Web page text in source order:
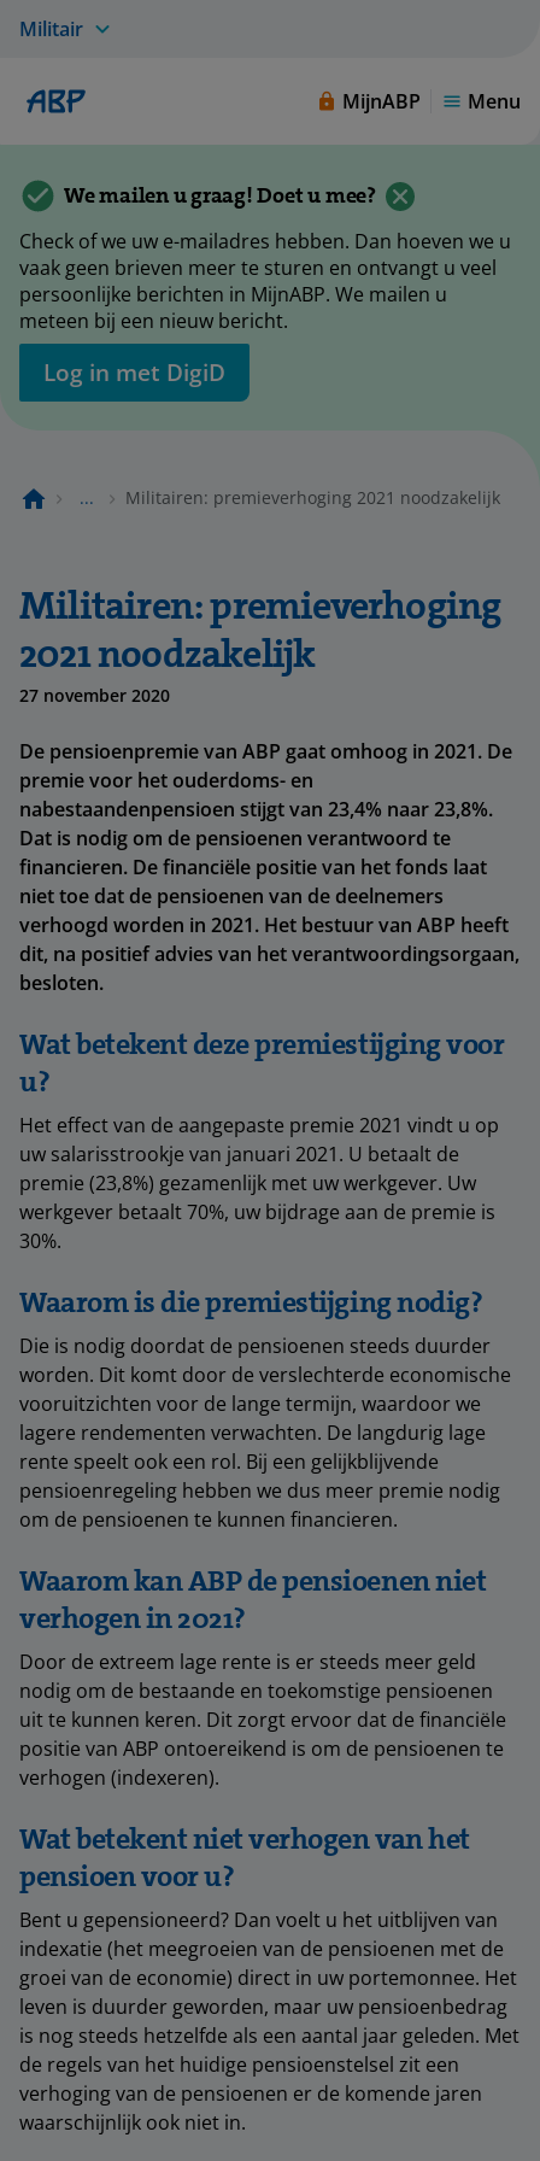
Militair
MijnABP Menu
We mailen u graag! Doet u mee?
Check of we uw e-mailadres hebben. Dan hoeven we u
vaak geen brieven meer te sturen en ontvangt u veel
persoonlijke berichten in MijnABP. We mailen u
meteen bij een nieuw bericht.
Log in met DigiD
... Militairen: premieverhoging 2021 noodzakelijk
Militairen: premieverhoging
2021 noodzakelijk
27 november 2020
De pensioenpremie van ABP gaat omhoog in 2021. De
premie voor het ouderdoms- en
nabestaandenpensioen stijgt van 23,4% naar 23,8%.
Dat is nodig om de pensioenen verantwoord te
financieren. De financiële positie van het fonds laat
niet toe dat de pensioenen van de deelnemers
verhoogd worden in 2021. Het bestuur van ABP heeft
dit, na positief advies van het verantwoordingsorgaan,
besloten.
Wat betekent deze premiestijging voor
u?
Het effect van de aangepaste premie 2021 vindt u op
uw salarisstrookje van januari 2021. U betaalt de
premie (23,8%) gezamenlijk met uw werkgever. Uw
werkgever betaalt 70%, uw bijdrage aan de premie is
30%.
Waarom is die premiestijging nodig?
Die is nodig doordat de pensioenen steeds duurder
worden. Dit komt door de verslechterde economische
vooruitzichten voor de lange termijn, waardoor we
lagere rendementen verwachten. De langdurig lage
rente speelt ook een rol. Bij een gelijkblijvende
pensioenregeling hebben we dus meer premie nodig
om de pensioenen te kunnen financieren.
Waarom kan ABP de pensioenen niet
verhogen in 2021?
Door de extreem lage rente is er steeds meer geld
nodig om de bestaande en toekomstige pensioenen
uit te kunnen keren. Dit zorgt ervoor dat de financiële
positie van ABP ontoereikend is om de pensioenen te
verhogen (indexeren).
Wat betekent niet verhogen van het
pensioen voor u?
Bent u gepensioneerd? Dan voelt u het uitblijven van
indexatie (het meegroeien van de pensioenen met de
groei van de economie) direct in uw portemonnee. Het
leven is duurder geworden, maar uw pensioenbedrag
is nog steeds hetzelfde als een aantal jaar geleden. Met
de regels van het huidige pensioenstelsel zit een
verhoging van de pensioenen er de komende jaren
waarschijnlijk ook niet in.